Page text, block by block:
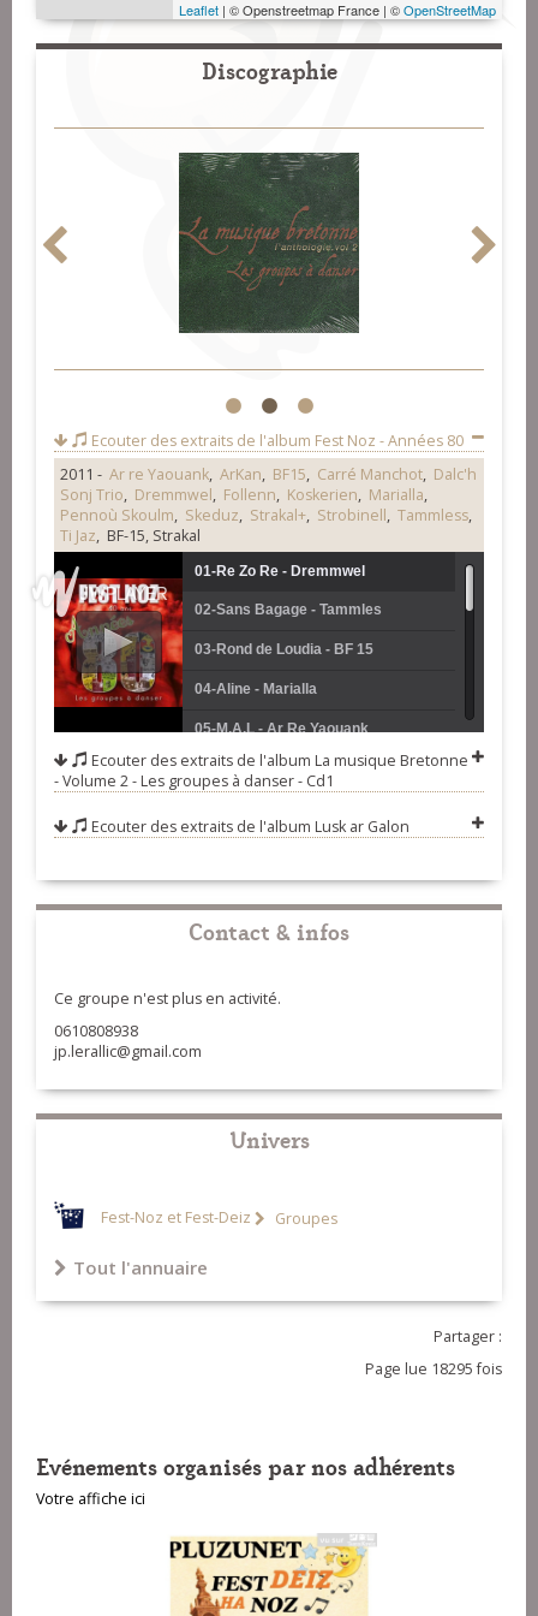
Leaflet | © Openstreetmap France | ©OpenStreetMap
Discographie
1 2 3
Ecouter des extraits de l'album Fest Noz - Années 80
2011 - Ar re Yaouank, ArKan, BF15, Carré Manchot, Dalc'h
Sonj Trio, Dremmwel, Follenn, Koskerien, Marialla,
Pennoù Skoulm, Skeduz, Strakal+, Strobinell, Tammless,
Ti Jaz, BF-15, Strakal
01-Re Zo Re - Dremmwel
02-Sans Bagage - Tammles
03-Rond de Loudia - BF 15
04-Aline - Marialla
05-M.A.L - Ar Re Yaouank
06-An Dro-Neg La Cho - Carré
09-Rêves Sauvage Fisel - Ti Jaz
10-Rond des Cousins - Strakal
Strobinell
12-Hag Ar Blez Man - Dacl'H Sonj
13-La Danse Andro - Koskerien
14-Tequila Pourlet Gavotte - Skeduz
Ecouter des extraits de l'album La musique Bretonne
- Volume 2 - Les groupes à danser - Cd1
Ecouter des extraits de l'album Lusk ar Galon
Contact & infos
Ce groupe n'est plus en activité.
0610808938
jp.lerallic@gmail.com
Univers
Fest-Noz et Fest-Deiz Groupes
Tout l'annuaire
Partager :
Page lue 18295 fois
Evénements organisés par nos adhérents
Votre affiche ici